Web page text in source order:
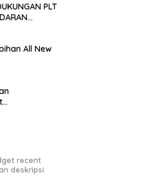
PLT
KELUAR
All New
recent
deskripsi